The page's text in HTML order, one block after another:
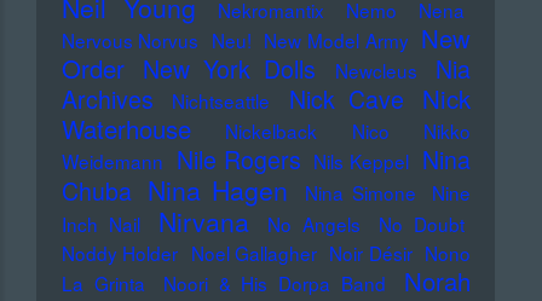
Neil Young Nekromantix Nemo
Nena
Nervous Norvus Neu! New Model Army New
Order New York Dolls Newcleus
Nia
Archives
Nichtseattle Nick Cave
Nick
Waterhouse
Nickelback Nico
Nikko
Weidemann Nile Rogers Nils Keppel Nina
Chuba Nina Hagen Nina Simone
Nine
Inch Nail
Nirvana No Angels
No Doubt
Noddy Holder Noel Gallagher Noir Désir Nono
La Grinta
Noori & His Dorpa Band
Norah